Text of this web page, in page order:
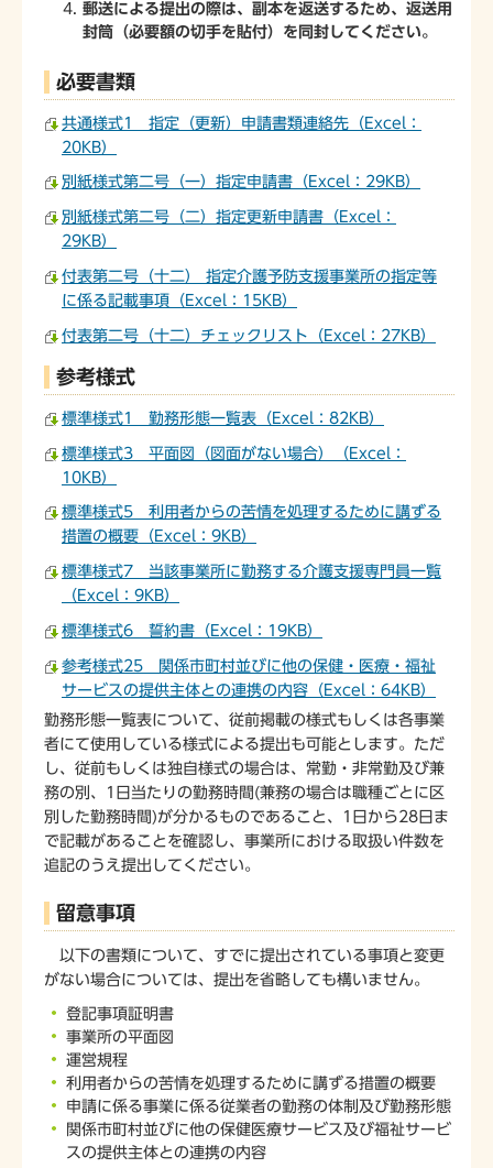
郵送による提出の際は、副本を返送するため、返送用
封筒（必要額の切手を貼付）を同封してください。
必要書類
共通様式1 指定（更新）申請書類連絡先（Excel：
20KB）
別紙様式第二号（一）指定申請書（Excel：29KB）
別紙様式第二号（二）指定更新申請書（Excel：
29KB）
付表第二号（十二） 指定介護予防支援事業所の指定等
に係る記載事項（Excel：15KB）
付表第二号（十二）チェックリスト（Excel：27KB）
参考様式
標準様式1 勤務形態一覧表（Excel：82KB）
標準様式3 平面図（図面がない場合）（Excel：
10KB）
標準様式5 利用者からの苦情を処理するために講ずる
措置の概要（Excel：9KB）
標準様式7 当該事業所に勤務する介護支援専門員一覧
（Excel：9KB）
標準様式6 誓約書（Excel：19KB）
参考様式25 関係市町村並びに他の保健・医療・福祉
サービスの提供主体との連携の内容（Excel：64KB）
勤務形態一覧表について、従前掲載の様式もしくは各事業
者にて使用している様式による提出も可能とします。ただ
し、従前もしくは独自様式の場合は、常勤・非常勤及び兼
務の別、1日当たりの勤務時間(兼務の場合は職種ごとに区
別した勤務時間)が分かるものであること、1日から28日ま
で記載があることを確認し、事業所における取扱い件数を
追記のうえ提出してください。
留意事項
以下の書類について、すでに提出されている事項と変更
がない場合については、提出を省略しても構いません。
登記事項証明書
事業所の平面図
運営規程
利用者からの苦情を処理するために講ずる措置の概要
申請に係る事業に係る従業者の勤務の体制及び勤務形態
関係市町村並びに他の保健医療サービス及び福祉サービ
スの提供主体との連携の内容